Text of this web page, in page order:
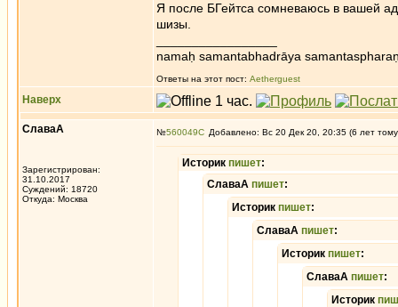
Я после БГейтса сомневаюсь в вашей
шизы.
namaḥ samantabhadrāya
Ответы на этот пост: Aetherguest
Наверх
СлаваА
Зарегистрирован:
31.10.2017
Суждений: 18720
Откуда: Москва
№560049 Добавлено: Вс 20 Дек 20, 20:35 (6 лет
Историк пишет:
СлаваА пишет:
Историк пишет:
СлаваА пишет:
Историк пишет:
СлаваА пишет:
Историк